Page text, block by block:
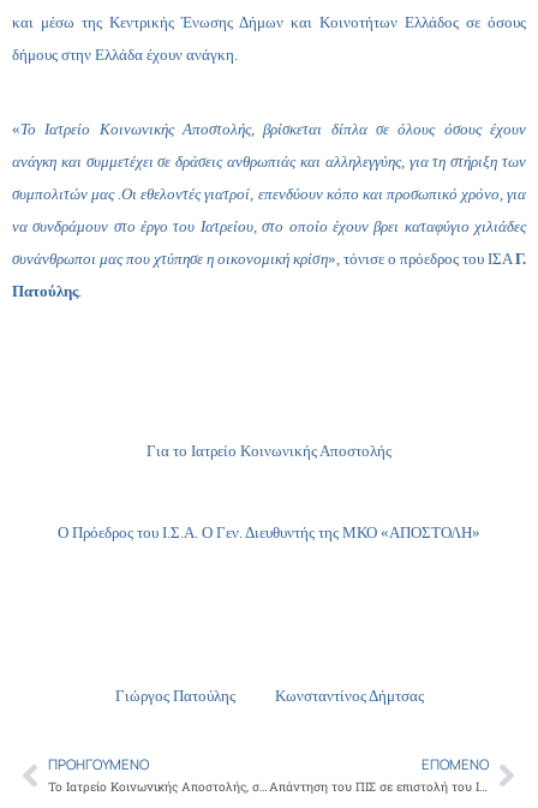
και μέσω της Κεντρικής Ένωσης Δήμων και Κοινοτήτων Ελλάδος σε όσους
δήμους στην Ελλάδα έχουν ανάγκη.
«Το Ιατρείο Κοινωνικής Αποστολής, βρίσκεται δίπλα σε όλους όσους έχουν
ανάγκη και συμμετέχει σε δράσεις ανθρωπιάς και αλληλεγγύης, για τη στήριξη των
συμπολιτών μας .Οι εθελοντές γιατροί, επενδύουν κόπο και προσωπικό χρόνο, για
να συνδράμουν στο έργο του Ιατρείου, στο οποίο έχουν βρει καταφύγιο χιλιάδες
συνάνθρωποι μας που χτύπησε η οικονομική κρίση», τόνισε ο πρόεδρος του ΙΣΑΓ.
Πατούλης.
Για το Ιατρείο Κοινωνικής Αποστολής
Ο Πρόεδρος του Ι.Σ.Α. Ο Γεν. Διευθυντής της ΜΚΟ «ΑΠΟΣΤΟΛΗ»
Γιώργος Πατούλης Κωνσταντίνος Δήμτσας
Prev
ΠΡΟΗΓΟΎΜΕΝΟ
Το Ιατρείο Κοινωνικής Αποστολής, συμμετείχε στη συναυλία του «Όλοι Μαζί Μπορούμε», για τη συγκέντρωση τροφίμων
ΕΠΌΜΕΝΟ
Απάντηση του ΠΙΣ σε επιστολή του ΙΣΑ σχετικά με απαλλαγή εισφορών μέλους